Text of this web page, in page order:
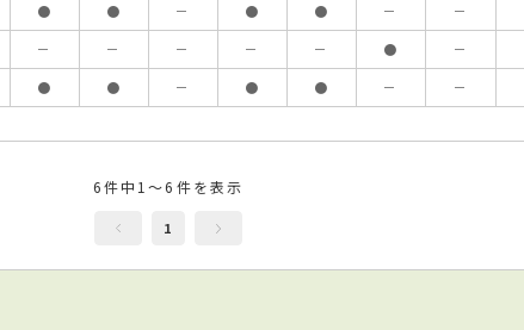
● ● － ● ● － －
－ － － － － ● －
● ● － ● ● － －
6件中1～6件を表示
1